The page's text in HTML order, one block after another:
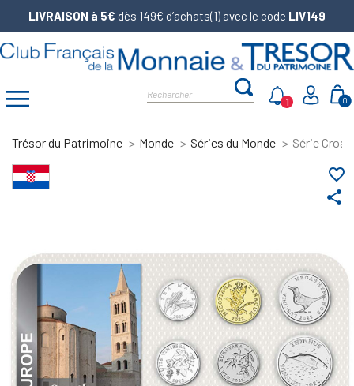
LIVRAISON à 5€ dès 149€ d’achats(1) avec le code LIV149
0
1
Trésor du Patrimoine Monde Séries du Monde Série
share
favorite_border